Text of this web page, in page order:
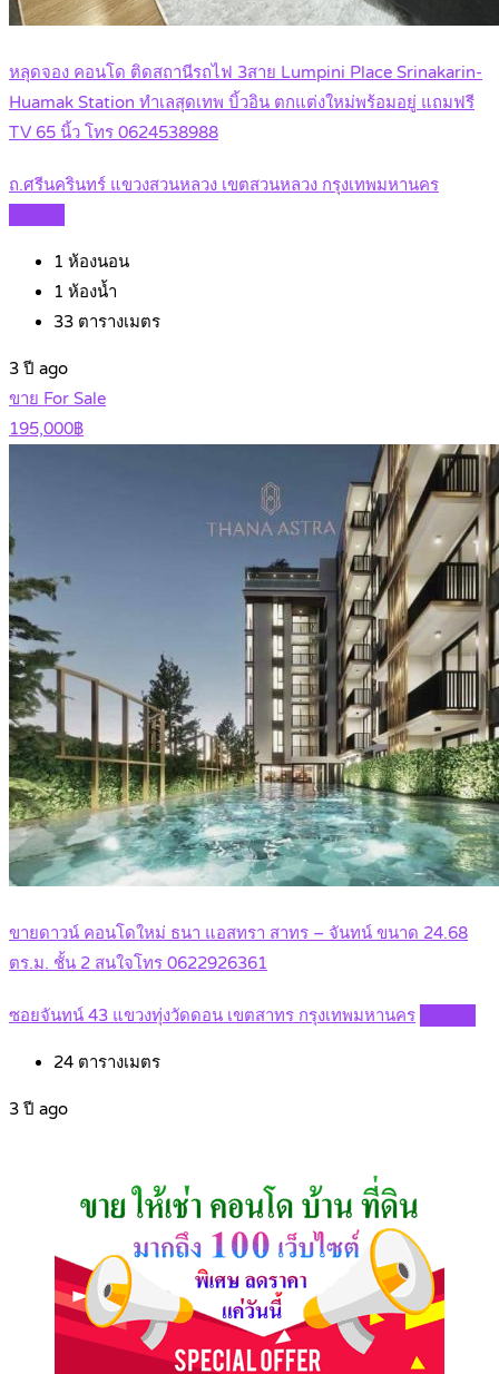
หลุดจอง คอนโด ติดสถานีรถไฟ 3สาย Lumpini Place Srinakarin-
Huamak Station ทำเลสุดเทพ บิ้วอิน ตกแต่งใหม่พร้อมอยู่ แถมฟรี
TV 65 นิ้ว โทร 0624538988
ถ.ศรีนครินทร์ แขวงสวนหลวง เขตสวนหลวง กรุงเทพมหานคร
1 ห้องนอน
1 ห้องน้ำ
33 ตารางเมตร
3 ปี ago
ขาย For Sale
195,000฿
ขายดาวน์ คอนโดใหม่ ธนา แอสทรา สาทร – จันทน์ ขนาด 24.68
ตร.ม. ชั้น 2 สนใจโทร 0622926361
ซอยจันทน์ 43 แขวงทุ่งวัดดอน เขตสาทร กรุงเทพมหานคร
24 ตารางเมตร
3 ปี ago